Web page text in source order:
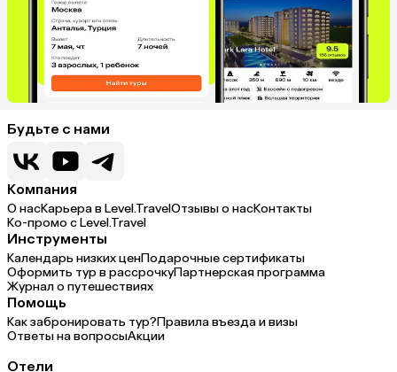
Будьте с нами
Компания
О насКарьера в Level.TravelОтзывы о насКонтакты
Ко-промо с Level.Travel
Инструменты
Календарь низких ценПодарочные сертификаты
Оформить тур в рассрочкуПартнерская программа
Журнал о путешествиях
Помощь
Как забронировать тур?Правила въезда и визы
Ответы на вопросыАкции
Отели